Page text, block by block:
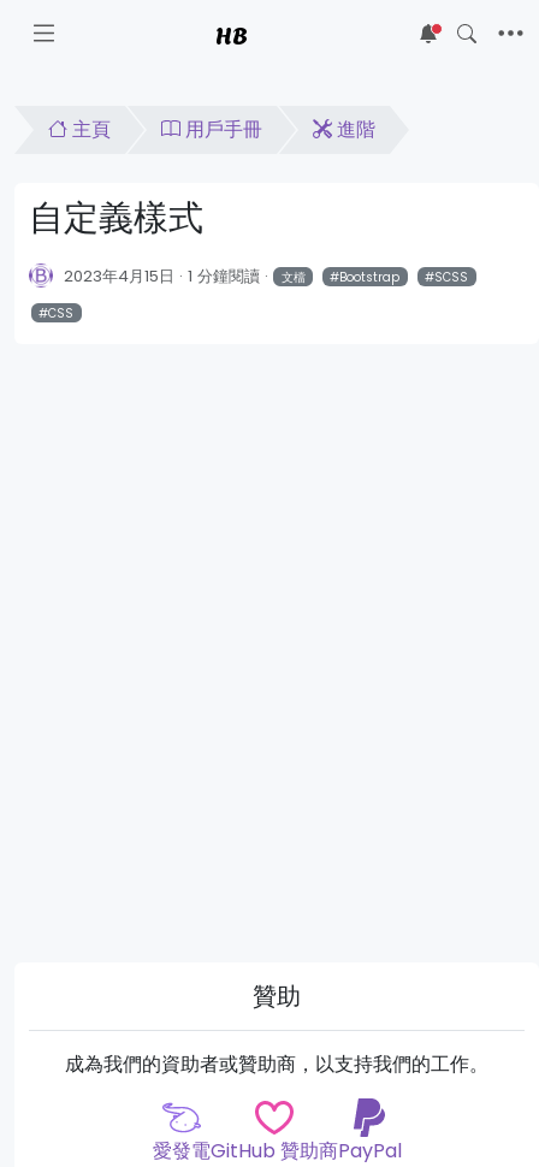
HB 5
主頁 用戶手冊 進階
自定義樣式
2023年4月15日 1 分鐘閱讀 文檔 Bootstrap SCSS
CSS
贊助
成為我們的資助者或贊助商，以支持我們的工作。
愛發電GitHub 贊助商PayPal